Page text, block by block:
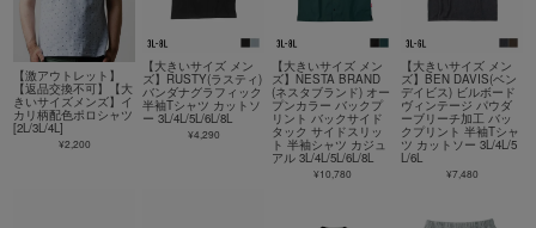
【激アウトレット】
【返品交換不可】【大
きいサイズメンズ】イ
カリ柄配色ポロシャツ
[2L/3L/4L]
¥2,200
【大きいサイズ メン
ズ】RUSTY(ラスティ)
バンダナグラフィック
半袖Tシャツ カットソ
ー 3L/4L/5L/6L/8L
¥4,290
【大きいサイズ メン
ズ】NESTA BRAND
(ネスタブランド) オー
プンカラー バックプ
リント バックサイド
タック サイドスリッ
ト 半袖シャツ カジュ
アル 3L/4L/5L/6L/8L
¥10,780
【大きいサイズ メン
ズ】BEN DAVIS(ベン
デイビス) ビルボード
ヴィンテージ パウダ
ーブリーチ加工 バッ
クプリント 半袖Tシャ
ツ カットソー 3L/4L/5
L/6L
¥7,480